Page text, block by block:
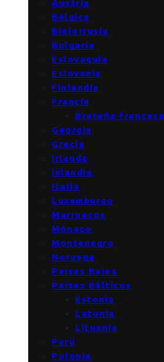
Austria
Bélgica
Bielorrusia
Bulgaria
Eslovaquia
Eslovenia
Finlandia
Francia
Bretaña francesa
Georgia
Grecia
Irlanda
Islandia
Italia
Luxemburgo
Marruecos
Mónaco
Montenegro
Noruega
Países Bajos
Países Bálticos
Estonia
Letonia
Lituania
Perú
Polonia